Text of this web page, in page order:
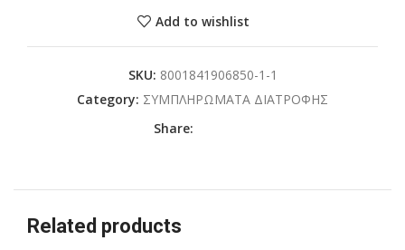
Add to wishlist
SKU: 8001841906850-1-1
Category: ΣΥΜΠΛΗΡΩΜΑΤΑ ΔΙΑΤΡΟΦΗΣ
Share:
Related products